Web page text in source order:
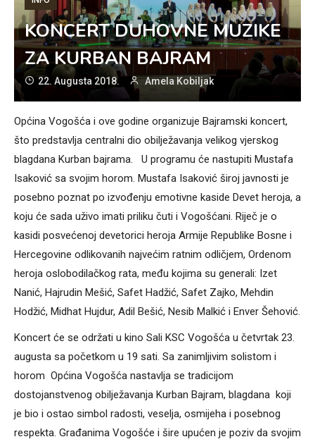
KONCERT DUHOVNE MUZIKE
ZA KURBAN BAJRAM
22. Augusta 2018. Amela Kobiljak
Općina Vogošća i ove godine organizuje Bajramski koncert,
što predstavlja centralni dio obilježavanja velikog vjerskog
blagdana Kurban bajrama. U programu će nastupiti Mustafa
Isaković sa svojim horom. Mustafa Isaković široj javnosti je
posebno poznat po izvođenju emotivne kaside Devet heroja, a
koju će sada uživo imati priliku čuti i Vogošćani. Riječ je o
kasidi posvećenoj devetorici heroja Armije Republike Bosne i
Hercegovine odlikovanih najvećim ratnim odličjem, Ordenom
heroja oslobodilačkog rata, među kojima su generali: Izet
Nanić, Hajrudin Mešić, Safet Hadžić, Safet Zajko, Mehdin
Hodžić, Midhat Hujdur, Adil Bešić, Nesib Malkić i Enver Šehović.
Koncert će se održati u kino Sali KSC Vogošća u četvrtak 23.
augusta sa početkom u 19 sati. Sa zanimljivim solistom i
horom Općina Vogošća nastavlja se tradicijom
dostojanstvenog obilježavanja Kurban Bajram, blagdana koji
je bio i ostao simbol radosti, veselja, osmijeha i posebnog
respekta. Građanima Vogošće i šire upućen je poziv da svojim